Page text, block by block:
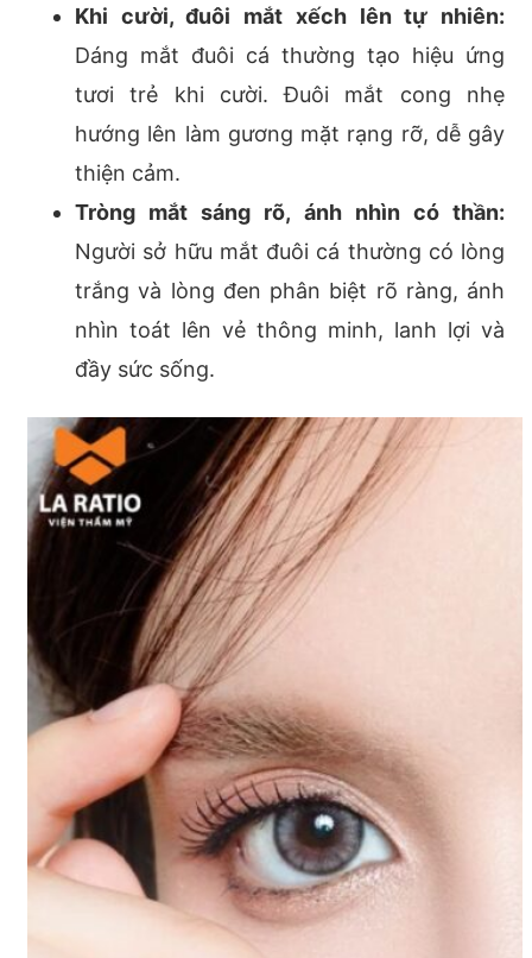
Khi cười, đuôi mắt xếch lên tự nhiên:
Dáng mắt đuôi cá thường tạo hiệu ứng
tươi trẻ khi cười. Đuôi mắt cong nhẹ
hướng lên làm gương mặt rạng rỡ, dễ gây
thiện cảm.
Tròng mắt sáng rõ, ánh nhìn có thần:
Người sở hữu mắt đuôi cá thường có lòng
trắng và lòng đen phân biệt rõ ràng, ánh
nhìn toát lên vẻ thông minh, lanh lợi và
đầy sức sống.